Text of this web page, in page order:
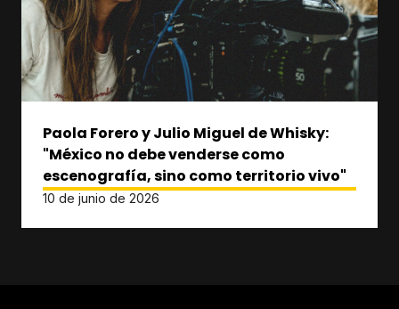
Paola Forero y Julio Miguel de Whisky:
"México no debe venderse como
escenografía, sino como territorio vivo"
10 de junio de 2026